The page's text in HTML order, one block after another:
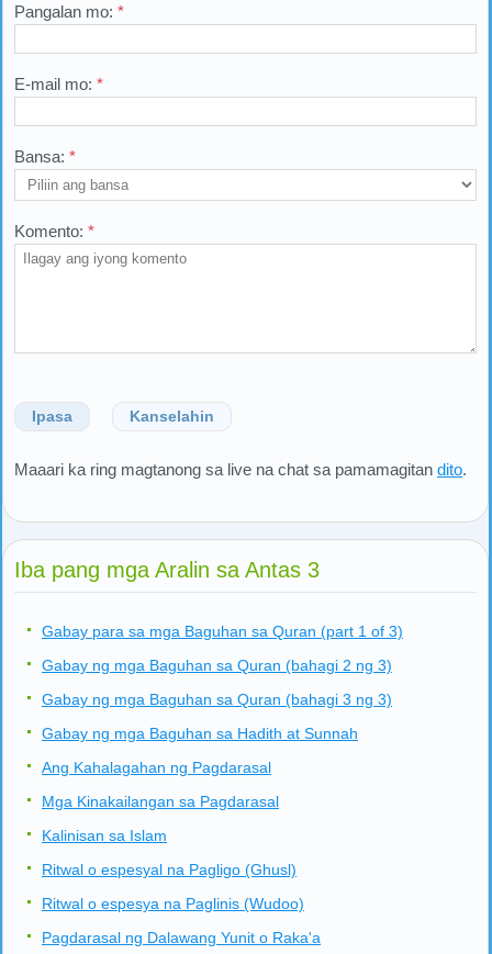
Pangalan mo: *
E-mail mo: *
Bansa: *
Komento: *
Ipasa Kanselahin
Maaari ka ring magtanong sa live na chat sa pamamagitan dito.
Iba pang mga Aralin sa Antas 3
Gabay para sa mga Baguhan sa Quran (part 1 of 3)
Gabay ng mga Baguhan sa Quran (bahagi 2 ng 3)
Gabay ng mga Baguhan sa Quran (bahagi 3 ng 3)
Gabay ng mga Baguhan sa Hadith at Sunnah
Ang Kahalagahan ng Pagdarasal
Mga Kinakailangan sa Pagdarasal
Kalinisan sa Islam
Ritwal o espesyal na Pagligo (Ghusl)
Ritwal o espesya na Paglinis (Wudoo)
Pagdarasal ng Dalawang Yunit o Raka'a